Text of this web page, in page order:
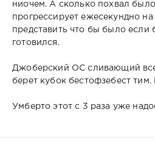
ниочем. А сколько похвал
прогрессирует ежесекундно
представить что бы было если
готовился.
Джоберский ОС сливающий
берет кубок бестофзебест тим.
Умберто этот с 3 раза уже